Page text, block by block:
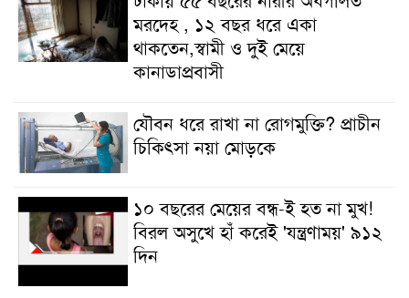
মরদেহ , ১২ বছর ধরে একা
থাকতেন,স্বামী ও দুই মেয়ে
কানাডাপ্রবাসী
যৌবন ধরে রাখা না রোগমুক্তি? প্রাচীন
চিকিৎসা নয়া মোড়কে
১০ বছরের মেয়ের বন্ধ-ই হত না মুখ!
বিরল অসুখে হাঁ করেই 'যন্ত্রণাময়' ৯১২
দিন